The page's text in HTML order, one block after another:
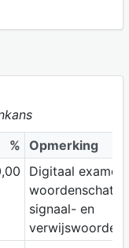
% Opmerking
Digitaal examen
woordenschat
signaal- en
verwijswoorden